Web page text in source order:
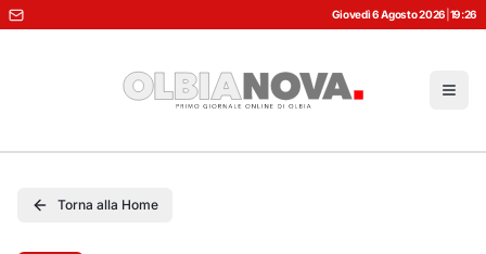
Giovedì 6 Agosto 2026 19:26
Torna alla Home